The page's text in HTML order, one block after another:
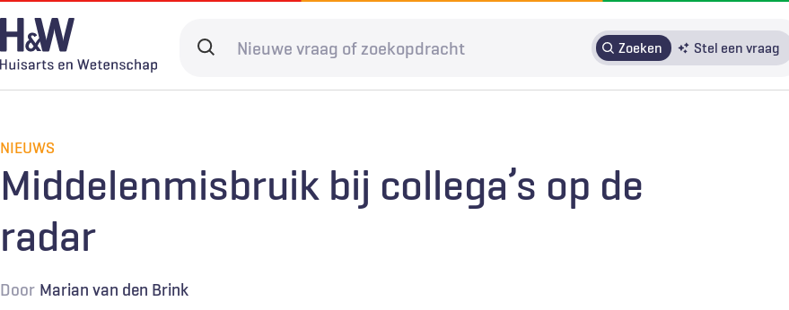
Overslaan
en
naar
gaan
Search
Zoeken Stel een vraag
Spoedzorg
Digitale zorg Levenseinde
Door in te loggen op HAweb krijgt u toegang tot de artikelen
Abonneren
NIEUWS
Middelenmisbruik bij collega’s op de
radar
Door Marian van den Brink